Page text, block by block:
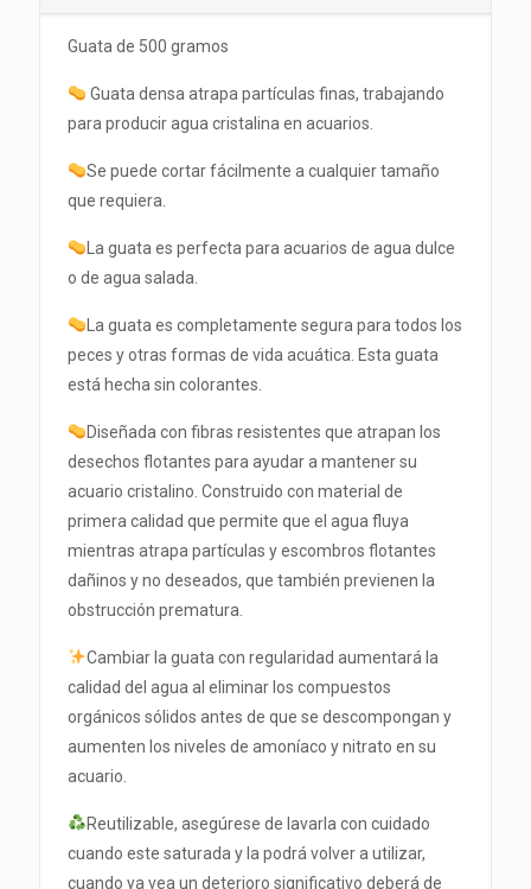
Guata de 500 gramos
Guata densa atrapa partículas finas, trabajando
para producir agua cristalina en acuarios.
Se puede cortar fácilmente a cualquier tamaño
que requiera.
La guata es perfecta para acuarios de agua dulce
o de agua salada.
La guata es completamente segura para todos los
peces y otras formas de vida acuática. Esta guata
está hecha sin colorantes.
Diseñada con fibras resistentes que atrapan los
desechos flotantes para ayudar a mantener su
acuario cristalino. Construido con material de
primera calidad que permite que el agua fluya
mientras atrapa partículas y escombros flotantes
dañinos y no deseados, que también previenen la
obstrucción prematura.
Cambiar la guata con regularidad aumentará la
calidad del agua al eliminar los compuestos
orgánicos sólidos antes de que se descompongan y
aumenten los niveles de amoníaco y nitrato en su
acuario.
Reutilizable, asegúrese de lavarla con cuidado
cuando este saturada y la podrá volver a utilizar,
cuando ya vea un deterioro significativo deberá de